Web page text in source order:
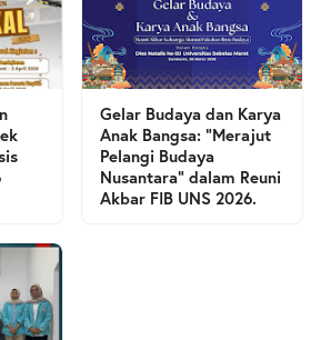
Gelar Budaya dan Karya
Anak Bangsa: “Merajut
Pelangi Budaya
Nusantara” dalam Reuni
Akbar FIB UNS 2026.